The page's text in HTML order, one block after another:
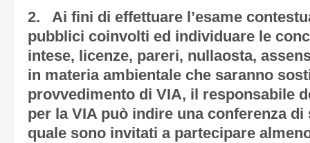
2. Ai fini di effettuare l’esame
pubblici coinvolti ed individuare le
intese, licenze, pareri, nullaosta,
in materia ambientale che saranno
provvedimento di VIA, il responsabile
per la VIA può indire una conferenza
quale sono invitati a partecipare